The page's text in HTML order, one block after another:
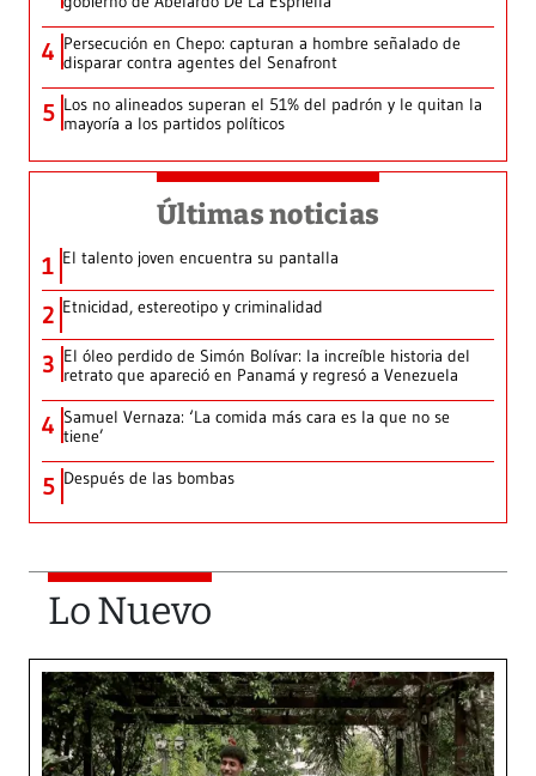
4 Persecución en Chepo: capturan a hombre señalado de
disparar contra agentes del Senafront
5 Los no alineados superan el 51% del padrón y le quitan la
mayoría a los partidos políticos
Últimas noticias
1 El talento joven encuentra su pantalla​
2 Etnicidad, estereotipo y criminalidad
3 El óleo perdido de Simón Bolívar: la increíble historia del
retrato que apareció en Panamá y regresó a Venezuela
4 Samuel Vernaza: ‘La comida más cara es la que no se
tiene’
5 Después de las bombas
Lo Nuevo